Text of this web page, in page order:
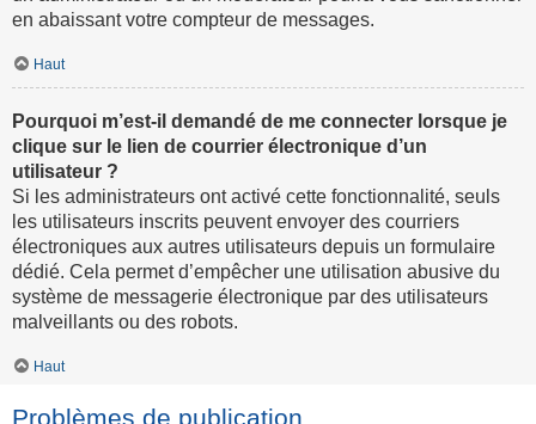
en abaissant votre compteur de messages.
Haut
Pourquoi m’est-il demandé de me connecter lorsque je
clique sur le lien de courrier électronique d’un
utilisateur ?
Si les administrateurs ont activé cette fonctionnalité, seuls
les utilisateurs inscrits peuvent envoyer des courriers
électroniques aux autres utilisateurs depuis un formulaire
dédié. Cela permet d’empêcher une utilisation abusive du
système de messagerie électronique par des utilisateurs
malveillants ou des robots.
Haut
Problèmes de publication